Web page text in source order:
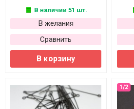
В наличии 51 шт.
В желания
Сравнить
В корзину